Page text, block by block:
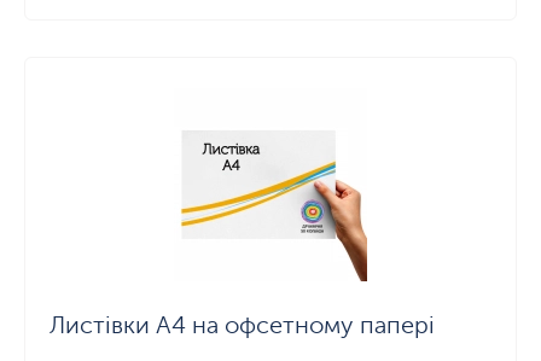
Листівки А4 на офсетному папері